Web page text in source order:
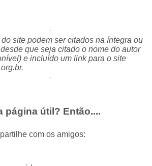
site podem ser citados na íntegra ou
que seja citado o nome do autor
e incluído um link para o site
.
página útil? Então....
com os amigos: